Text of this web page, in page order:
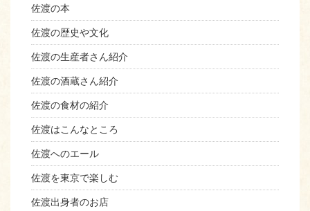
佐渡の本
佐渡の歴史や文化
佐渡の生産者さん紹介
佐渡の酒蔵さん紹介
佐渡の食材の紹介
佐渡はこんなところ
佐渡へのエール
佐渡を東京で楽しむ
佐渡出身者のお店